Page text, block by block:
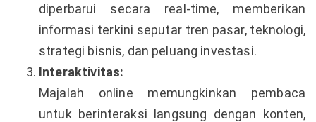
diperbarui secara real-time, memberikan
informasi terkini seputar tren pasar, teknologi,
strategi bisnis, dan peluang investasi.
Interaktivitas:
Majalah online memungkinkan pembaca
untuk berinteraksi langsung dengan konten,